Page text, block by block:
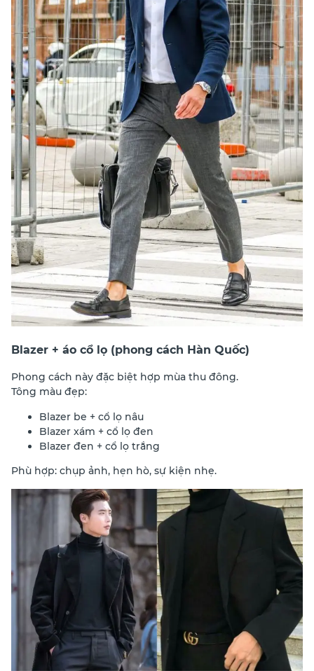
Blazer + áo cổ lọ (phong cách Hàn Quốc)
Phong cách này đặc biệt hợp mùa thu đông.
Tông màu đẹp:
Blazer be + cổ lọ nâu
Blazer xám + cổ lọ đen
Blazer đen + cổ lọ trắng
Phù hợp: chụp ảnh, hẹn hò, sự kiện nhẹ.